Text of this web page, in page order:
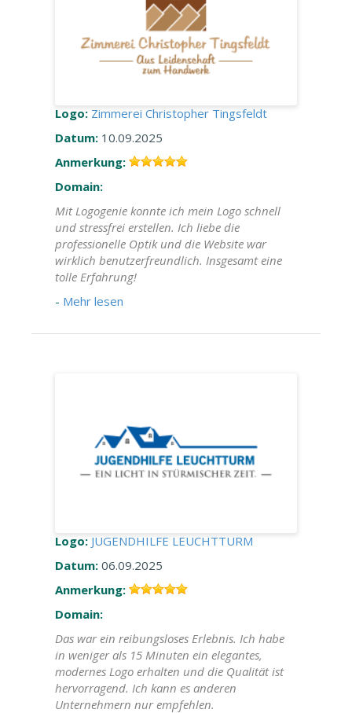
Logo: Zimmerei Christopher Tingsfeldt
Datum: 10.09.2025
Anmerkung:
Domain:
Mit Logogenie konnte ich mein Logo schnell
und stressfrei erstellen. Ich liebe die
professionelle Optik und die Website war
wirklich benutzerfreundlich. Insgesamt eine
tolle Erfahrung!
- Mehr lesen
Logo: JUGENDHILFE LEUCHTTURM
Datum: 06.09.2025
Anmerkung:
Domain:
Das war ein reibungsloses Erlebnis. Ich habe
in weniger als 15 Minuten ein elegantes,
modernes Logo erhalten und die Qualität ist
hervorragend. Ich kann es anderen
Unternehmern nur empfehlen.